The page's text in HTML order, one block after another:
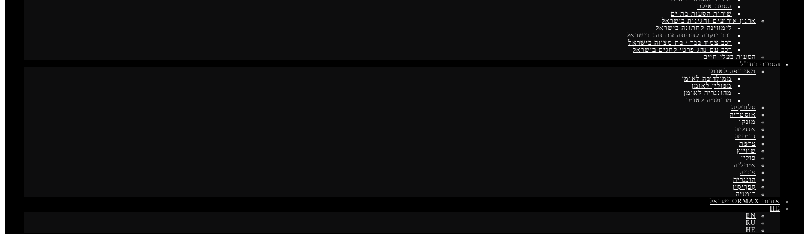
הסעה אילת
שירות הסעות בת ים
ארגון אירועים וחגיגות בישראל
לימוזינה לחתונה בישראל
רכב יוקרה לחתונה עם נהג בישראל
רכב צמוד בבר / בת מצווה בישראל
רכב עם נהג פרטי לחגים בישראל
הסעות בעלי חיים
הסעות בחו"ל
מאירופה לאומן
ממולדובה לאומן
מפולין לאומן
מהונגריה לאומן
מרומניה לאומן
סלובקיה
אוסטריה
מונקו
אנגליה
גרמניה
צרפת
שווייץ
פולין
איטליה
צ'כיה
הונגריה
קַפרִיסִין
רומניה
אודות ORMAX ישראל
HE
EN
RU
HE